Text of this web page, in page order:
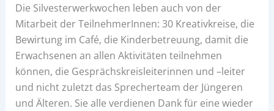
Die Silvesterwerkwochen leben auch von der
Mitarbeit der TeilnehmerInnen: 30 Kreativkreise, die
Bewirtung im Café, die Kinderbetreuung, damit die
Erwachsenen an allen Aktivitäten teilnehmen
können, die Gesprächskreisleiterinnen und –leiter
und nicht zuletzt das Sprecherteam der Jüngeren
und Älteren. Sie alle verdienen Dank für eine wieder